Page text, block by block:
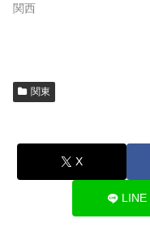
関西
関東
X
LINE